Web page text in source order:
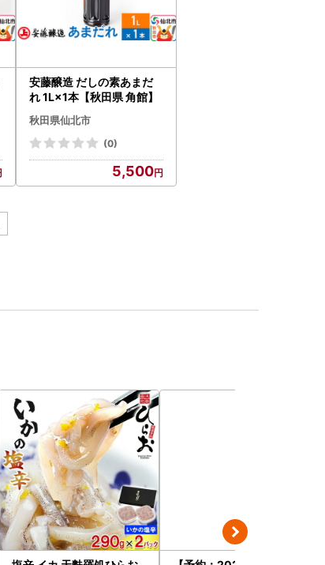
安藤醸造 だしの素あまだ
れ 1L×1本【秋田県 角館】
秋田県仙北市
(0)
5,500